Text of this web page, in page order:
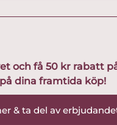
och få 50 kr rabatt
på dina framtida köp!
& ta del av